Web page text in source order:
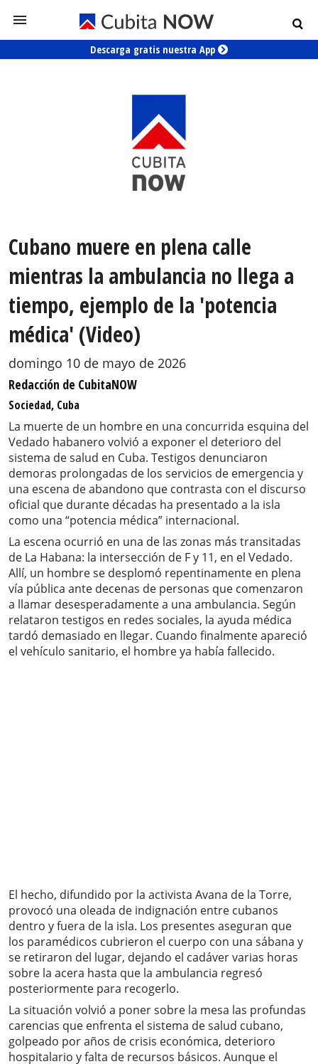
Descarga gratis nuestra App
Cubano muere en plena calle
mientras la ambulancia no llega a
tiempo, ejemplo de la 'potencia
médica' (Video)
domingo 10 de mayo de 2026
Redacción de CubitaNOW
Sociedad, Cuba
La muerte de un hombre en una concurrida esquina del
Vedado habanero volvió a exponer el deterioro del
sistema de salud en Cuba. Testigos denunciaron
demoras prolongadas de los servicios de emergencia y
una escena de abandono que contrasta con el discurso
oficial que durante décadas ha presentado a la isla
como una “potencia médica” internacional.
La escena ocurrió en una de las zonas más transitadas
de La Habana: la intersección de F y 11, en el Vedado.
Allí, un hombre se desplomó repentinamente en plena
vía pública ante decenas de personas que comenzaron
a llamar desesperadamente a una ambulancia. Según
relataron testigos en redes sociales, la ayuda médica
tardó demasiado en llegar. Cuando finalmente apareció
el vehículo sanitario, el hombre ya había fallecido.
El hecho, difundido por la activista Avana de la Torre,
provocó una oleada de indignación entre cubanos
dentro y fuera de la isla. Los presentes aseguran que
los paramédicos cubrieron el cuerpo con una sábana y
se retiraron del lugar, dejando el cadáver varias horas
sobre la acera hasta que la ambulancia regresó
posteriormente para recogerlo.
La situación volvió a poner sobre la mesa las profundas
carencias que enfrenta el sistema de salud cubano,
golpeado por años de crisis económica, deterioro
hospitalario y falta de recursos básicos. Aunque el